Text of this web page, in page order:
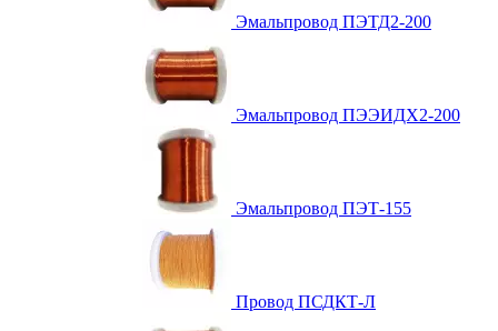
Эмальпровод ПЭТД2-200
Эмальпровод ПЭЭИДХ2-200
Эмальпровод ПЭТ-155
Провод ПСДКТ-Л